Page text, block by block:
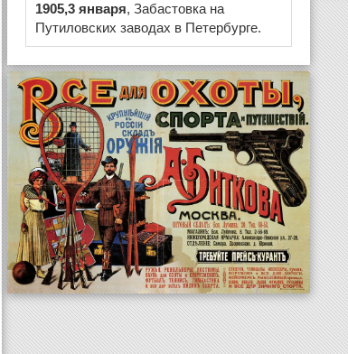
1905,3 января, Забастовка на
Путиловских заводах в Петербурге.